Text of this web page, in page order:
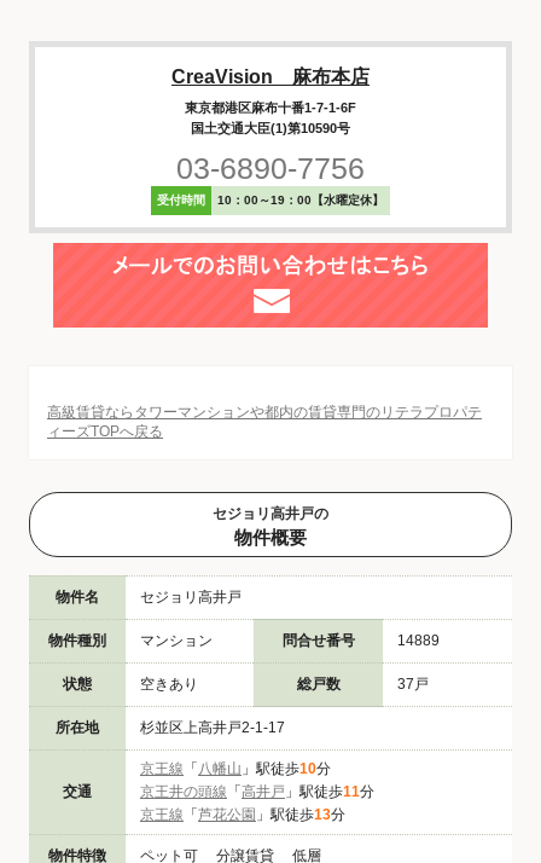
CreaVision 麻布本店
東京都港区麻布十番1-7-1-6F
国土交通大臣(1)第10590号
03-6890-7756
受付時間 10：00～19：00【水曜定休】
高級賃貸ならタワーマンションや都内の賃貸専門のリテラプロパテ
ィーズTOPへ戻る
セジョリ高井戸の
物件概要
物件名 セジョリ高井戸
物件種別 マンション 問合せ番号 14889
状態 空きあり 総戸数 37戸
所在地 杉並区上高井戸2-1-17
交通
京王線 「 八幡山 」駅徒歩10分
京王井の頭線 「 高井戸 」駅徒歩11分
京王線 「 芦花公園 」駅徒歩13分
物件特徴 ペット可 分譲賃貸 低層